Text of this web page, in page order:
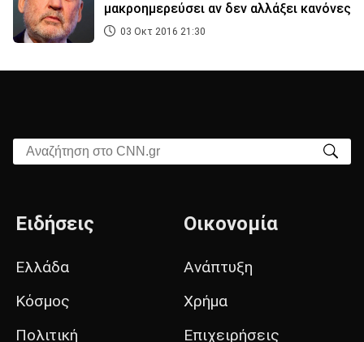
μακροημερεύσει αν δεν αλλάξει κανόνες
03 Οκτ 2016 21:30
Αναζήτηση στο CNN.gr
Ειδήσεις
Ελλάδα
Κόσμος
Πολιτική
Οικονομία
Ανάπτυξη
Χρήμα
Επιχειρήσεις